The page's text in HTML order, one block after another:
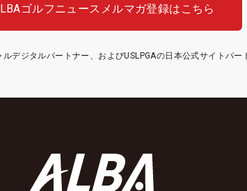
ゴルフニュース メルマガ登録はこちら
デジタルパートナー、およびUSLPGAの日本公式サイトパー